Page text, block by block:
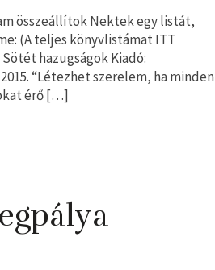
összeállítok Nektek egy listát,
(A teljes könyvlistámat ITT
hazugságok Kiadó:
“Létezhet szerelem, ha minden
érő […]